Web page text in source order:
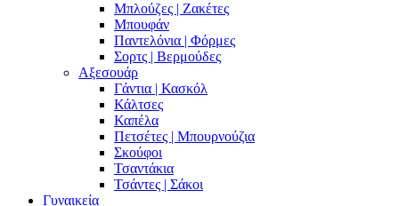
Μπλούζες | Ζακέτες
Μπουφάν
Παντελόνια | Φόρμες
Σορτς | Βερμούδες
Αξεσουάρ
Γάντια | Κασκόλ
Κάλτσες
Καπέλα
Πετσέτες | Μπουρνούζια
Σκούφοι
Τσαντάκια
Τσάντες | Σάκοι
Γυναικεία